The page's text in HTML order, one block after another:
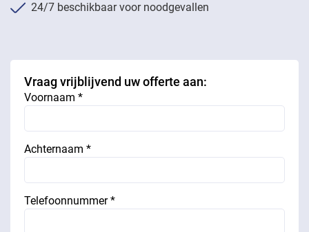
24/7 beschikbaar voor noodgevallen
Vraag vrijblijvend uw offerte aan:
Voornaam *
Achternaam *
Telefoonnummer *